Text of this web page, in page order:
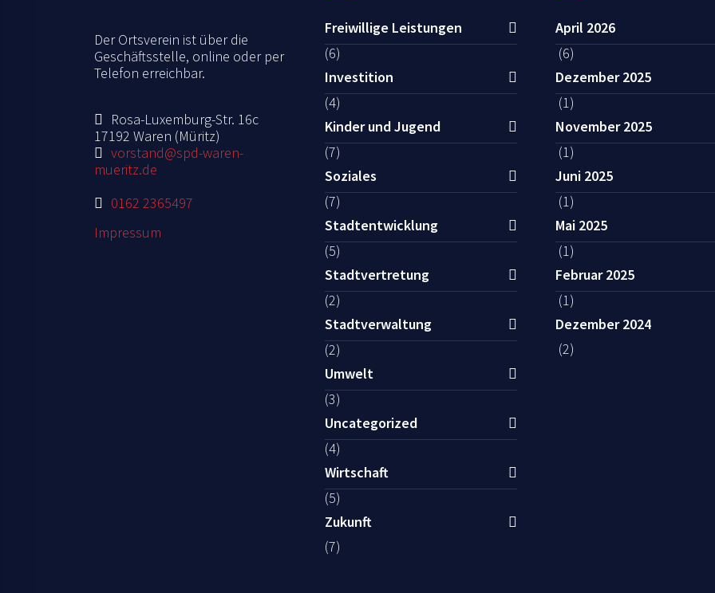
Der Ortsverein ist über die
Geschäftsstelle, online oder per
Telefon erreichbar.
Rosa-Luxemburg-Str. 16c
17192 Waren (Müritz)
vorstand@spd-waren-
mueritz.de
0162 2365497
Impressum
Freiwillige Leistungen
(6)
Investition
(4)
Kinder und Jugend
(7)
Soziales
(7)
Stadtentwicklung
(5)
Stadtvertretung
(2)
Stadtverwaltung
(2)
Umwelt
(3)
Uncategorized
(4)
Wirtschaft
(5)
Zukunft
(7)
April 2026
(6)
Dezember 2025
(1)
November 2025
(1)
Juni 2025
(1)
Mai 2025
(1)
Februar 2025
(1)
Dezember 2024
(2)